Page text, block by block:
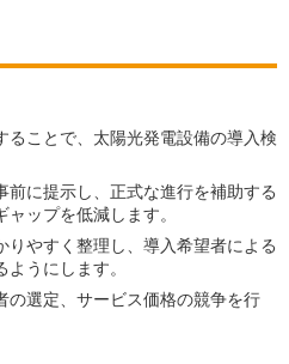
ることで、太陽光発電設備の導入検
前に提示し、正式な進行を補助する
ップを低減します。
りやすく整理し、導入希望者による
うにします。
の選定、サービス価格の競争を行